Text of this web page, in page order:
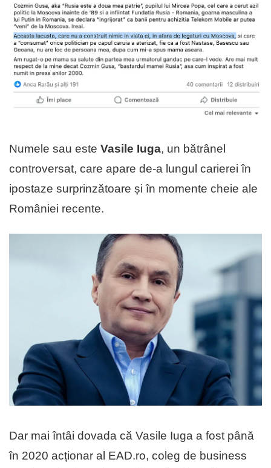
Numele sau este Vasile Iuga, un bătrânel
controversat, care apare de-a lungul carierei în
ipostaze surprinzătoare și în momente cheie ale
României recente.
Dar mai întâi dovada că Vasile Iuga a fost până
în 2020 acționar al EAD.ro, coleg de business